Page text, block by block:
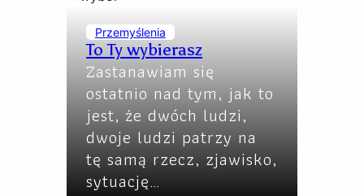
Przemyślenia
To Ty wybierasz
Zastanawiam się
ostatnio nad tym, jak to
jest, że dwóch ludzi,
dwoje ludzi patrzy na
tę samą rzecz, zjawisko,
sytuację…